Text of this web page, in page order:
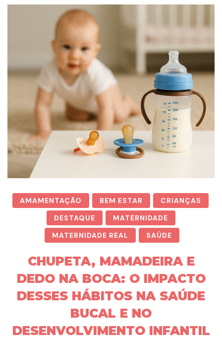
AMAMENTAÇÃO BEM ESTAR
CRIANÇAS
DESTAQUE
MATERNIDADE
MATERNIDADE REAL
SAÚDE
CHUPETA, MAMADEIRA E
DEDO NA BOCA: O IMPACTO
DESSES HÁBITOS NA SAÚDE
BUCAL E NO
DESENVOLVIMENTO INFANTIL